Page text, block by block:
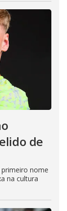
de
primeiro nome
na cultura